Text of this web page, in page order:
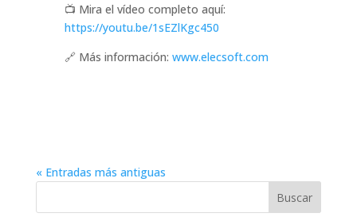
📺 Mira el vídeo completo aquí:
https://youtu.be/1sEZlKgc450
🔗 Más información: www.elecsoft.com
« Entradas más antiguas
Buscar